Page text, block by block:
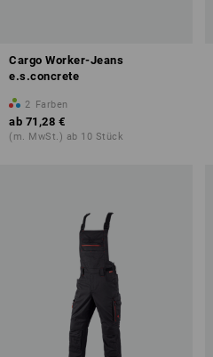
Cargo Worker-Jeans
e.s.concrete
2 Farben
ab 71,28 €
(m. MwSt.) ab 10 Stück